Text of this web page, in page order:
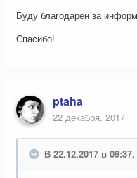
Буду благодарен за
Спасибо!
ptaha
22 декабря, 2017
В 22.12.2017 в